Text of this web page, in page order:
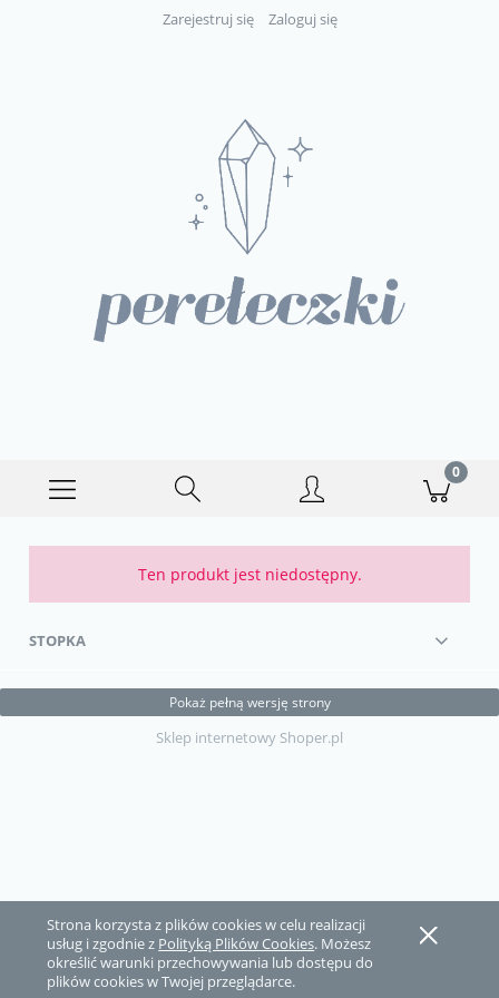
Strona korzysta z plików cookies w celu realizacji
usług i zgodnie z Polityką Plików Cookies. Możesz
określić warunki przechowywania lub dostępu do
plików cookies w Twojej przeglądarce.
Zarejestruj się Zaloguj się
Ten produkt jest niedostępny.
STOPKA
Pokaż pełną wersję strony
Sklep internetowy Shoper.pl